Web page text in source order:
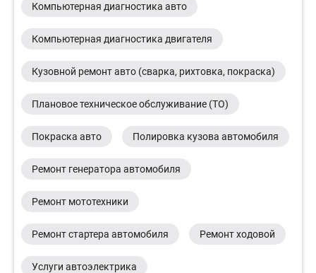
Компьютерная диагностика авто
Компьютерная диагностика двигателя
Кузовной ремонт авто (сварка, рихтовка, покраска)
Плановое техническое обслуживание (ТО)
Покраска авто Полировка кузова автомобиля
Ремонт генератора автомобиля
Ремонт мототехники
Ремонт стартера автомобиля Ремонт ходовой
Услуги автоэлектрика